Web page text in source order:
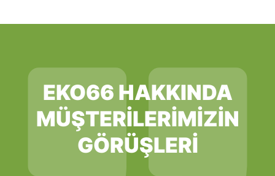
EKO66 HAKKINDA
MÜŞTERİLERİMİZİN
GÖRÜŞLERİ